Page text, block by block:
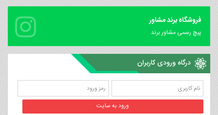
فروشگاه برند مشاور
پیچ رسمی مشاور برند
درگاه ورودی کاربران